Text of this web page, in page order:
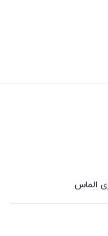
الماس